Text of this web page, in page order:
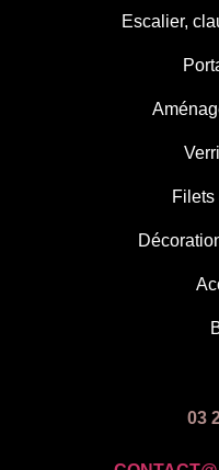
Escalier,
Filets
03